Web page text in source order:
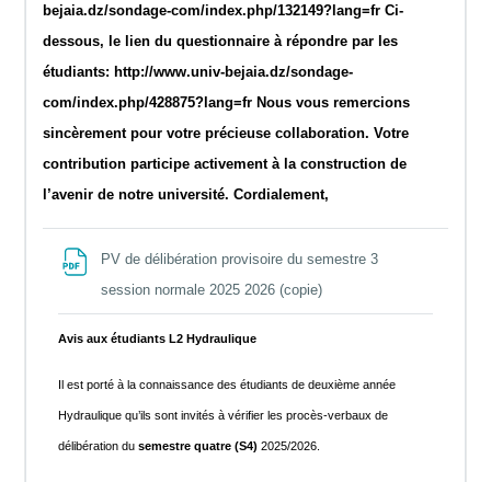
bejaia.dz/sondage-com/index.php/132149?lang=fr Ci-
dessous, le lien du questionnaire à répondre par les
étudiants: http://www.univ-bejaia.dz/sondage-
com/index.php/428875?lang=fr Nous vous remercions
sincèrement pour votre précieuse collaboration. Votre
contribution participe activement à la construction de
l’avenir de notre université. Cordialement,
PV de délibération provisoire du semestre 3
session normale 2025 2026 (copie)
Avis aux étudiants L2 Hydraulique
Il est porté à la connaissance des étudiants de deuxième année
Hydraulique qu’ils sont invités à vérifier les procès-verbaux de
délibération du semestre quatre (S4) 2025/2026.